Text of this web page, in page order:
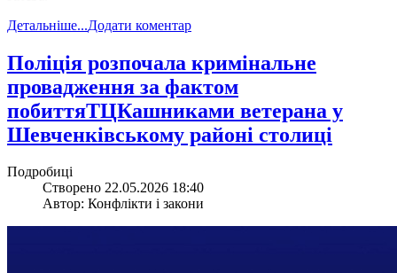
Детальніше...Додати коментар
​Поліція розпочала кримінальне
провадження за фактом
побиттяТЦКашниками ветерана у
Шевченківському районі столиці
Подробиці
Створено 22.05.2026 18:40
Автор: Конфлікти і закони